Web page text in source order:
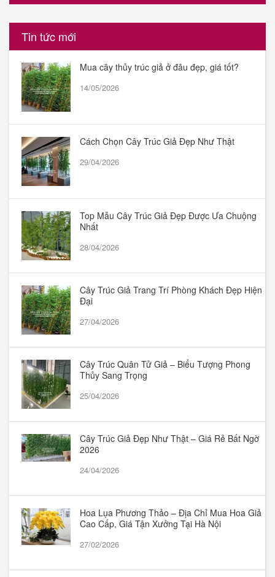
Tin tức mới
Mua cây thủy trúc giả ở đâu đẹp, giá tốt?
14/05/2026
Cách Chọn Cây Trúc Giả Đẹp Như Thật
29/04/2026
Top Mẫu Cây Trúc Giả Đẹp Được Ưa Chuộng
Nhất
28/04/2026
Cây Trúc Giả Trang Trí Phòng Khách Đẹp Hiện
Đại
27/04/2026
Cây Trúc Quân Tử Giả – Biểu Tượng Phong
Thủy Sang Trọng
25/04/2026
Cây Trúc Giả Đẹp Như Thật – Giá Rẻ Bất Ngờ
2026
24/04/2026
Hoa Lụa Phương Thảo – Địa Chỉ Mua Hoa Giả
Cao Cấp, Giá Tận Xưởng Tại Hà Nội
27/02/2026